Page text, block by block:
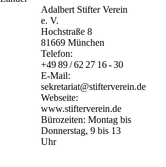
Adalbert Stifter Verein
e. V.
Hochstraße 8
81669 München
Telefon:
+49 89 / 62 27 16 - 30
E-Mail:
sekretariat@stifterverein.de
Webseite:
www.stifterverein.de
Bürozeiten: Montag bis
Donnerstag, 9 bis 13
Uhr